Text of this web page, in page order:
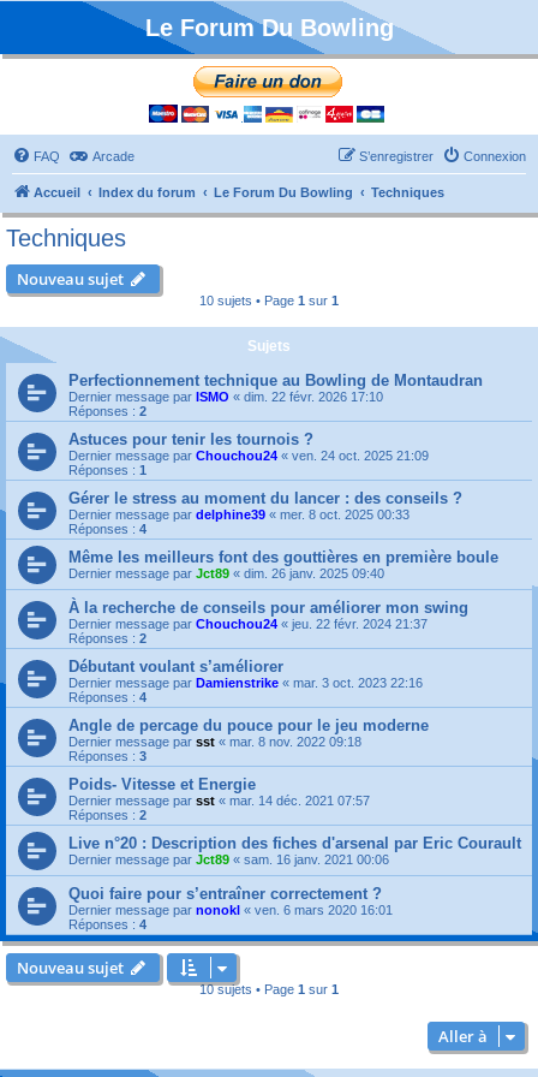
Le Forum Du Bowling
FAQ Arcade Connexion
S’enregistrer
Accueil Index du forum Le Forum Du Bowling Techniques
Techniques
Nouveau sujet
10 sujets • Page 1 sur 1
Sujets
Perfectionnement technique au Bowling de Montaudran
Dernier message par ISMO « dim. 22 févr. 2026 17:10
Réponses : 2
Astuces pour tenir les tournois ?
Dernier message par Chouchou24 « ven. 24 oct. 2025 21:09
Réponses : 1
Gérer le stress au moment du lancer : des conseils ?
Dernier message par delphine39 « mer. 8 oct. 2025 00:33
Réponses : 4
Même les meilleurs font des gouttières en première boule
Dernier message par Jct89 « dim. 26 janv. 2025 09:40
À la recherche de conseils pour améliorer mon swing
Dernier message par Chouchou24 « jeu. 22 févr. 2024 21:37
Réponses : 2
Débutant voulant s’améliorer
Dernier message par Damienstrike « mar. 3 oct. 2023 22:16
Réponses : 4
Angle de percage du pouce pour le jeu moderne
Dernier message par sst « mar. 8 nov. 2022 09:18
Réponses : 3
Poids- Vitesse et Energie
Dernier message par sst « mar. 14 déc. 2021 07:57
Réponses : 2
Live n°20 : Description des fiches d'arsenal par Eric Courault
Dernier message par Jct89 « sam. 16 janv. 2021 00:06
Quoi faire pour s’entraîner correctement ?
Dernier message par nonokl « ven. 6 mars 2020 16:01
Réponses : 4
Nouveau sujet
10 sujets • Page 1 sur 1
Aller à